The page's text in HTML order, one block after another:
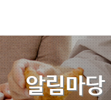
알림마당